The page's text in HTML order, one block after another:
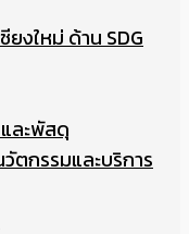
งใหม่ ด้าน SDG
ละพัสดุ
ตกรรมและบริการ